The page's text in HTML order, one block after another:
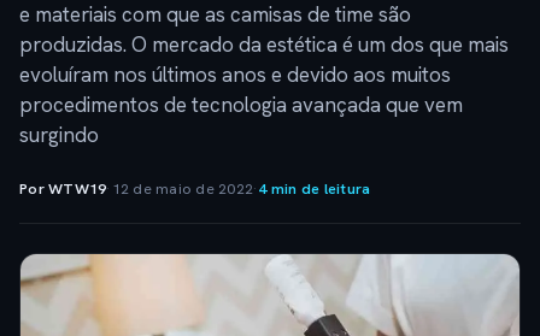
e materiais com que as camisas de time são
produzidas. O mercado da estética é um dos que mais
evoluíram nos últimos anos e devido aos muitos
procedimentos de tecnologia avançada que vem
surgindo
Por WTW19· 12 de maio de 2022·4 min de leitura